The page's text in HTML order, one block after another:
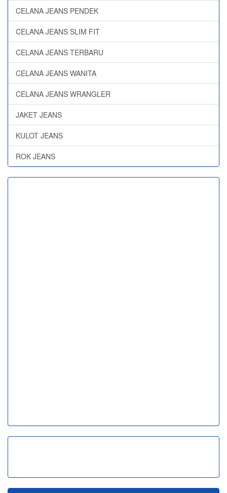
CELANA JEANS PENDEK
CELANA JEANS SLIM FIT
CELANA JEANS TERBARU
CELANA JEANS WANITA
CELANA JEANS WRANGLER
JAKET JEANS
KULOT JEANS
ROK JEANS